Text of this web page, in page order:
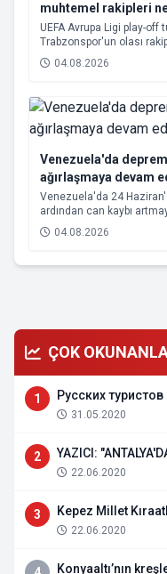
muhtemel rakipleri
UEFA Avrupa Ligi play-
Trabzonspor'un olası
yoluna devam eden
kalabilmek için kritik
04.08.2026
Venezuela'da
ağırlaşmaya devam
Venezuela'da 24
ardından can kaybı
04.08.2026
ÇOK
1 Русских
31.05.2020
2 YAZICI:
22.06.2020
3 Kepez Millet
22.06.2020
Konyaaltı’nın